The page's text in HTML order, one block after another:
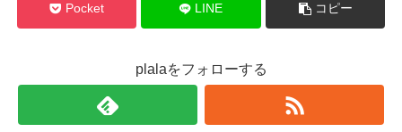
Pocket LINE コピー
plalaをフォローする